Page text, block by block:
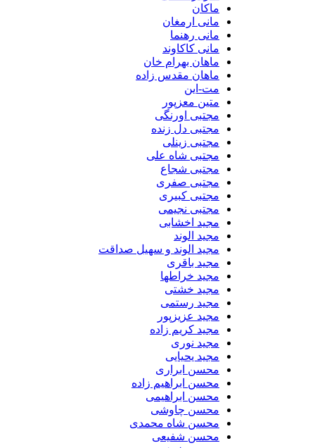
ماکان
مانی ارمغان
مانی رهنما
مانی کاکاوند
ماهان بهرام خان
ماهان مقدس زاده
مت-این
متین معزپور
مجتبی اورنگی
مجتبی دل زنده
مجتبی زینلی
مجتبی شاه علی
مجتبی شجاع
مجتبی صفری
مجتبی کبیری
مجتبی نجیمی
مجید اخشابی
مجید الوند‎
مجید الوند و سهیل صداقت
مجید باقری
مجید خراطها
مجید خشتی
مجید رستمی
مجید عزیزپور
مجید کریم زاده
مجید نوری
مجید یحیایی
محسن ابراری
محسن ابراهیم زاده
محسن ابراهیمی
محسن چاوشی
محسن شاه محمدی
محسن شفیعی